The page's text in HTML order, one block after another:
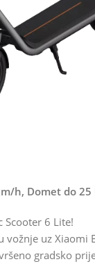
h, Domet do
Scooter 6 Lite!
uz Xiaomi
gradsko